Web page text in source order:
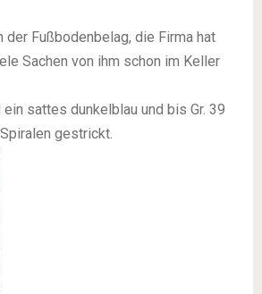
Fußbodenbelag, die Firma hat
Sachen von ihm schon im Keller
sattes dunkelblau und bis Gr. 39
gestrickt.